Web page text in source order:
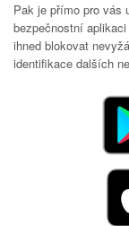
Pak je přímo pro vás
bezpečnostní
ihned blokovat
identifikace dalších